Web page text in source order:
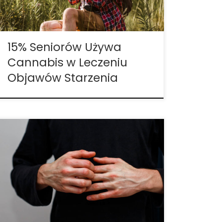
to z powodów medycznych – wynika […]
15% Seniorów Używa
Cannabis w Leczeniu
Objawów Starzenia
Izraelski lekarz przeprowadza badania nad
stosowaniem marihuany w chorobie
Crohna. Dzięki dziesięcioleciom badań,
izraelski lekarz oraz wiodący naukowiec ds.
marihuany znalazł wiele dowodów, że
marihuana może pomóc złagodzić
objawy choroby Crohna, znajdując
leczenie, które skupia się na zmuszeniu